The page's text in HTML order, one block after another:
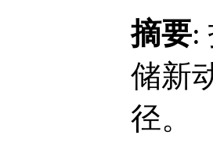
摘要:
储新
径。